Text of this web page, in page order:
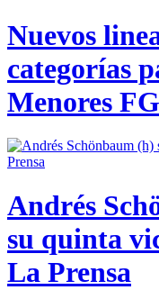
Nuevos
categorías
Menores
Andrés
su quinta
La Prensa